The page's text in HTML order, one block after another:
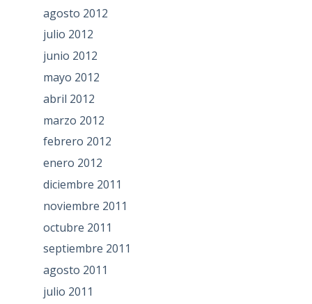
agosto 2012
julio 2012
junio 2012
mayo 2012
abril 2012
marzo 2012
febrero 2012
enero 2012
diciembre 2011
noviembre 2011
octubre 2011
septiembre 2011
agosto 2011
julio 2011